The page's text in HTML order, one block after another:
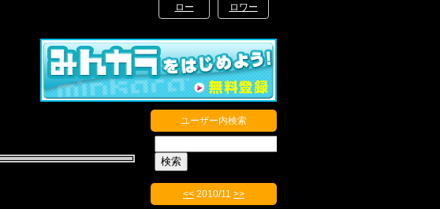
ロー
ロワー
ユーザー内検索
<< 2010/11 >>